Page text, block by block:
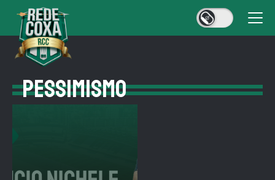
PESSIMISMO